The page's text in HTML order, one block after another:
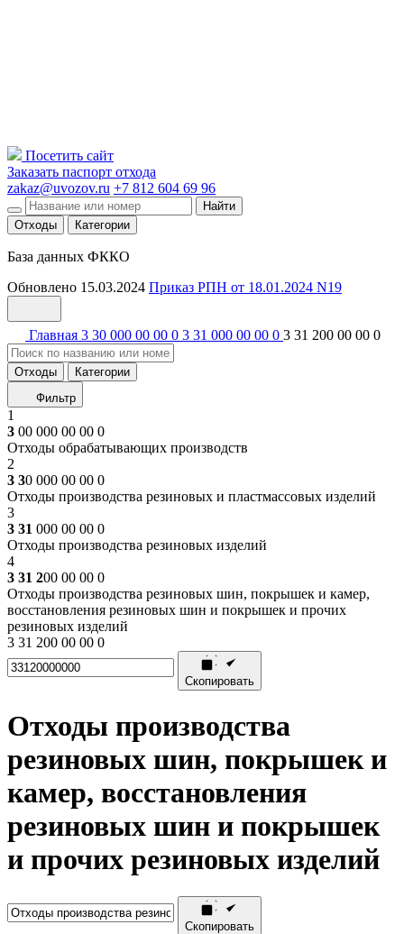
Посетить сайт
Заказать паспорт отхода
zakaz@uvozov.ru +7 812 604 69 96
Найти
Отходы
Категории
База данных ФККО
Обновлено 15.03.2024 Приказ РПН от 18.01.2024 N19
Главная 3 30 000 00 00 0 3 31 000 00 00 0 3 31 200 00 00 0
Отходы
Категории
Фильтр
1
3 00 000 00 00 0
Отходы обрабатывающих производств
2
3 30 000 00 00 0
Отходы производства резиновых и пластмассовых изделий
3
3 31 000 00 00 0
Отходы производства резиновых изделий
4
3 31 200 00 00 0
Отходы производства резиновых шин, покрышек и камер,
восстановления резиновых шин и покрышек и прочих
резиновых изделий
3 31 200 00 00 0
Скопировать
Отходы производства
резиновых шин, покрышек и
камер, восстановления
резиновых шин и покрышек
и прочих резиновых изделий
Скопировать